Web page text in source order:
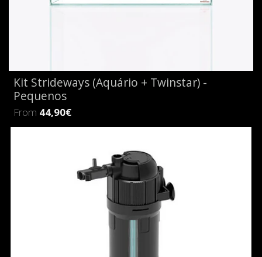
Kit Strideways (Aquário + Twinstar) -
Pequenos
From 44,90€